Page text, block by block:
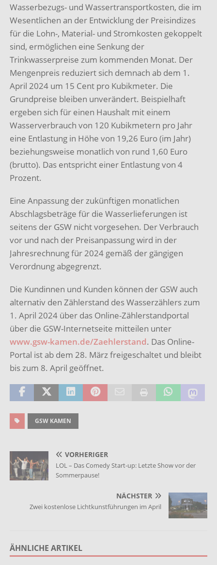
Wasserbezugs- und Wassertransportkosten, die im
Wesentlichen an der Entwicklung der Preisindizes
für die Lohn-, Material- und Stromkosten gekoppelt
sind, ermöglichen eine Senkung der
Trinkwasserpreise zum kommenden Monat. Der
Mengenpreis reduziert sich demnach ab dem 1.
April 2024 um 15 Cent pro Kubikmeter. Die
Grundpreise bleiben unverändert. Beispielhaft
ergeben sich für einen Haushalt mit einem
Wasserverbrauch von 120 Kubikmetern pro Jahr
eine Entlastung in Höhe von 19,26 Euro (im Jahr)
beziehungsweise monatlich von rund 1,60 Euro
(brutto). Das entspricht einer Entlastung von 4
Prozent.
Eine Anpassung der zukünftigen monatlichen
Abschlagsbeträge für die Wasserlieferungen ist
seitens der GSW nicht vorgesehen. Der Verbrauch
vor und nach der Preisanpassung wird in der
Jahresrechnung für 2024 gemäß der gängigen
Verordnung abgegrenzt.
Die Kundinnen und Kunden können der GSW auch
alternativ den Zählerstand des Wasserzählers zum
1. April 2024 über das Online-Zählerstandportal
über die GSW-Internetseite mitteilen unter
www.gsw-kamen.de/Zaehlerstand. Das Online-
Portal ist ab dem 28. März freigeschaltet und bleibt
bis zum 8. April geöffnet.
GSW KAMEN
VORHERIGER
LOL – Das Comedy Start-up: Letzte Show vor der
Sommerpause!
NÄCHSTER
Zwei kostenlose Lichtkunstführungen im April
ÄHNLICHE ARTIKEL